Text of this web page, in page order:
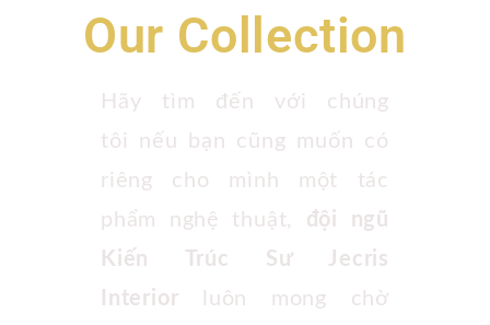
Our Collection
Hãy tìm đến với chúng
tôi nếu bạn cũng muốn có
riêng cho mình một tác
phẩm nghệ thuật, đội ngũ
Kiến Trúc Sư Jecris
Interior luôn mong chờ